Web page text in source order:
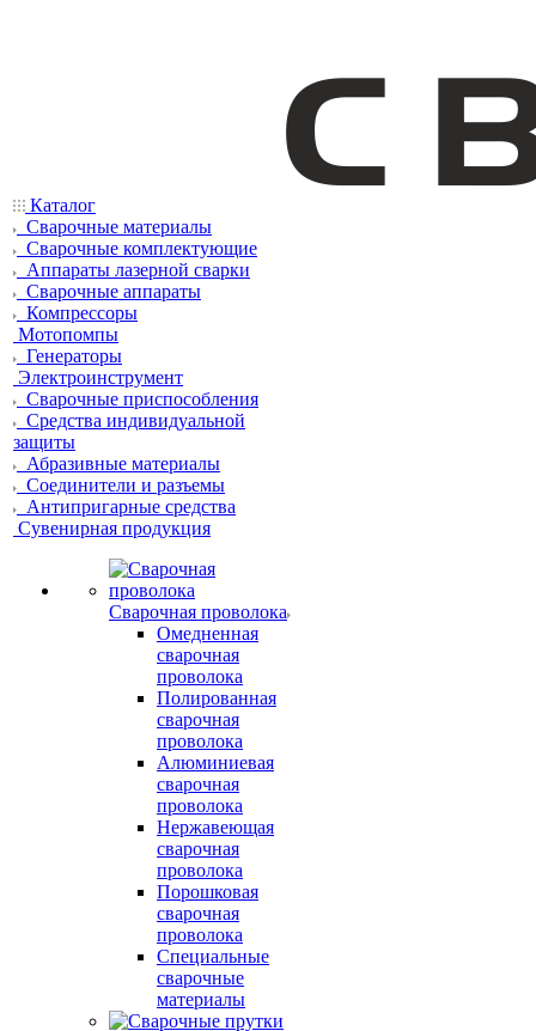
Каталог
Сварочные материалы
Сварочные комплектующие
Аппараты лазерной сварки
Сварочные аппараты
Компрессоры
Мотопомпы
Генераторы
Электроинструмент
Сварочные приспособления
Средства индивидуальной
защиты
Абразивные материалы
Соединители и разъемы
Антипригарные средства
Сувенирная продукция
Сварочная проволока
Омедненная
сварочная
проволока
Полированная
сварочная
проволока
Алюминиевая
сварочная
проволока
Нержавеющая
сварочная
проволока
Порошковая
сварочная
проволока
Специальные
сварочные
материалы